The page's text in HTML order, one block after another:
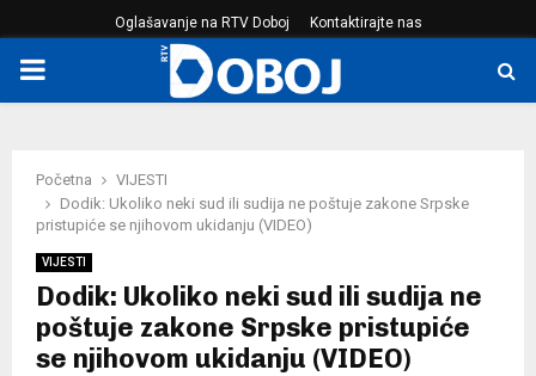
Oglašavanje na RTV Doboj Kontaktirajte nas
PRIMARY
Početna
VIJESTI
Dodik: Ukoliko neki sud ili sudija ne poštuje zakone Srpske
pristupiće se njihovom ukidanju (VIDEO)
VIJESTI
Dodik: Ukoliko neki sud ili sudija ne
poštuje zakone Srpske pristupiće
se njihovom ukidanju (VIDEO)